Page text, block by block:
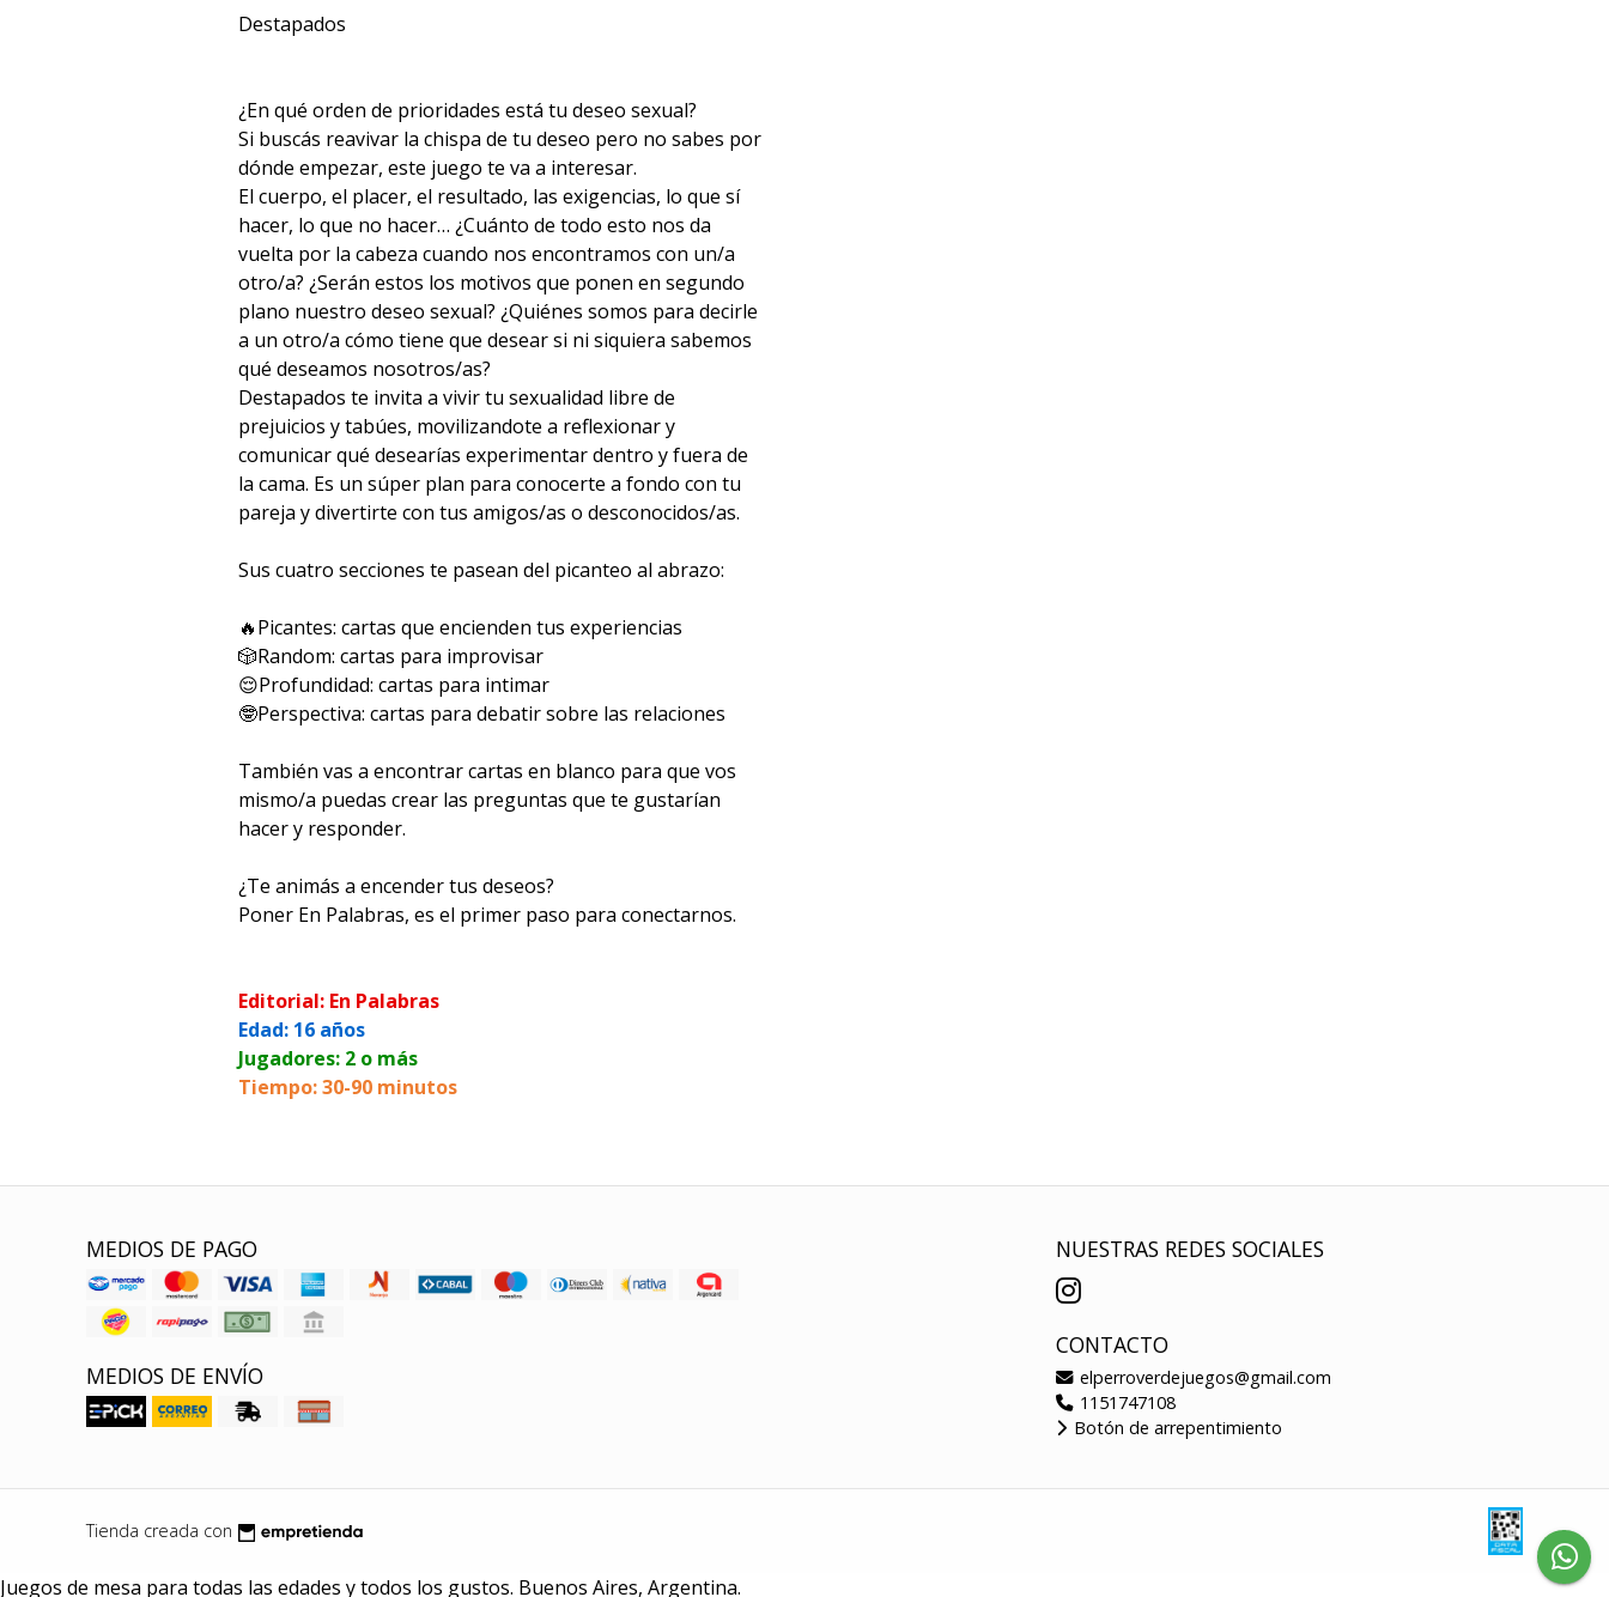
Destapados
¿En qué orden de prioridades está tu deseo sexual?
Si buscás reavivar la chispa de tu deseo pero no sabes por
dónde empezar, este juego te va a interesar.
El cuerpo, el placer, el resultado, las exigencias, lo que sí
hacer, lo que no hacer… ¿Cuánto de todo esto nos da
vuelta por la cabeza cuando nos encontramos con un/a
otro/a? ¿Serán estos los motivos que ponen en segundo
plano nuestro deseo sexual? ¿Quiénes somos para decirle
a un otro/a cómo tiene que desear si ni siquiera sabemos
qué deseamos nosotros/as?
Destapados te invita a vivir tu sexualidad libre de
prejuicios y tabúes, movilizandote a reflexionar y
comunicar qué desearías experimentar dentro y fuera de
la cama. Es un súper plan para conocerte a fondo con tu
pareja y divertirte con tus amigos/as o desconocidos/as.
Sus cuatro secciones te pasean del picanteo al abrazo:
🔥Picantes: cartas que encienden tus experiencias
🎲Random: cartas para improvisar
😌Profundidad: cartas para intimar
🤓Perspectiva: cartas para debatir sobre las relaciones
También vas a encontrar cartas en blanco para que vos
mismo/a puedas crear las preguntas que te gustarían
hacer y responder.
¿Te animás a encender tus deseos?
Poner En Palabras, es el primer paso para conectarnos.
Editorial: En Palabras
Edad: 16 años
Jugadores: 2 o más
Tiempo: 30-90 minutos
MEDIOS DE PAGO
MEDIOS DE ENVÍO
NUESTRAS REDES SOCIALES
CONTACTO
elperroverdejuegos@gmail.com
1151747108
Botón de arrepentimiento
Tienda creada con
Juegos de mesa para todas las edades y todos los gustos. Buenos Aires, Argentina.